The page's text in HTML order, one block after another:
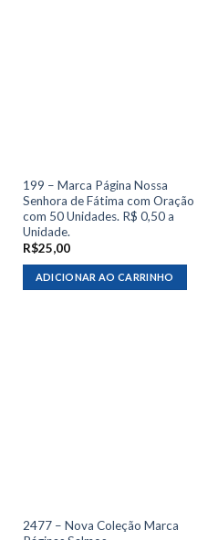
199 – Marca Página Nossa
Senhora de Fátima com Oração
com 50 Unidades. R$ 0,50 a
Unidade.
R$25,00
ADICIONAR AO CARRINHO
2477 – Nova Coleção Marca